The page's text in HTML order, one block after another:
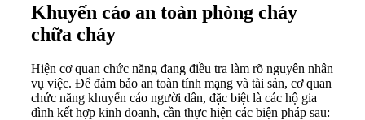
Khuyến cáo an toàn phòng cháy
chữa cháy
Hiện cơ quan chức năng đang điều tra làm rõ nguyên nhân
vụ việc. Để đảm bảo an toàn tính mạng và tài sản, cơ quan
chức năng khuyến cáo người dân, đặc biệt là các hộ gia
đình kết hợp kinh doanh, cần thực hiện các biện pháp sau: